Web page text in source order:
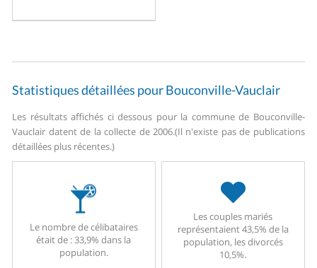
Statistiques détaillées pour Bouconville-Vauclair
Les résultats affichés ci dessous pour la commune de Bouconville-
Vauclair datent de la collecte de 2006.(Il n'existe pas de publications
détaillées plus récentes.)
Le nombre de célibataires
était de : 33,9% dans la
population.
Les couples mariés
représentaient 43,5% de la
population, les divorcés
10,5%.